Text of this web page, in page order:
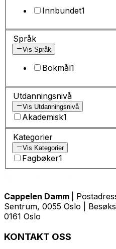
Innbundet1
Språk
Vis Språk
Bokmål1
Utdanningsnivå
Vis Utdanningsnivå
Akademisk1
Kategorier
Vis Kategorier
Fagbøker1
Cappelen Damm
|
Sentrum, 0055 Oslo |
0161 Oslo
KONTAKT OSS